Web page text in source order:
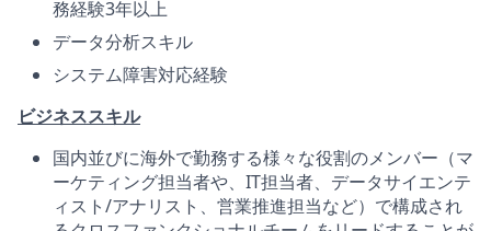
務経験3年以上
データ分析スキル
システム障害対応経験
ビジネススキル
国内並びに海外で勤務する様々な役割のメンバー（マ
ーケティング担当者や、IT担当者、データサイエンテ
ィスト/アナリスト、営業推進担当など）で構成され